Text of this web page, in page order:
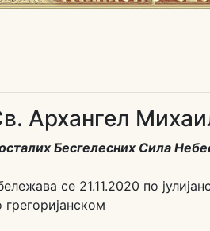
Архангел
Бесгелесних Сила
се 21.11.2020 по
грегоријанском